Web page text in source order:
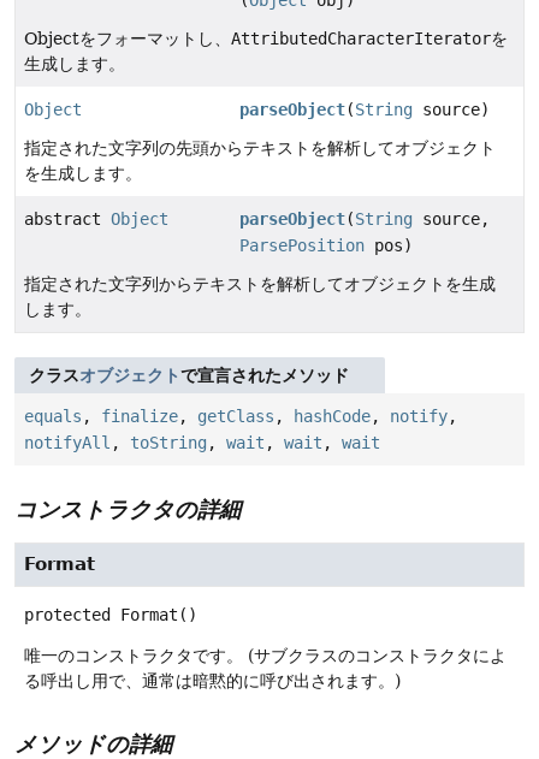
Objectをフォーマットし、 AttributedCharacterIteratorを
生成します。
Object parseObject(String source)
指定された文字列の先頭からテキストを解析してオブジェクト
を生成します。
abstract Object parseObject(String source,
ParsePosition pos)
指定された文字列からテキストを解析してオブジェクトを生成
します。
クラスオブジェクトで宣言されたメソッド
equals , finalize, getClass , hashCode, notify,
notifyAll , toString , wait , wait , wait
コンストラクタの詳細
Format
protected Format ()
唯一のコンストラクタです。
(サブクラスのコンストラクタによ
る呼出し用で、通常は暗黙的に呼び出されます。)
メソッドの詳細